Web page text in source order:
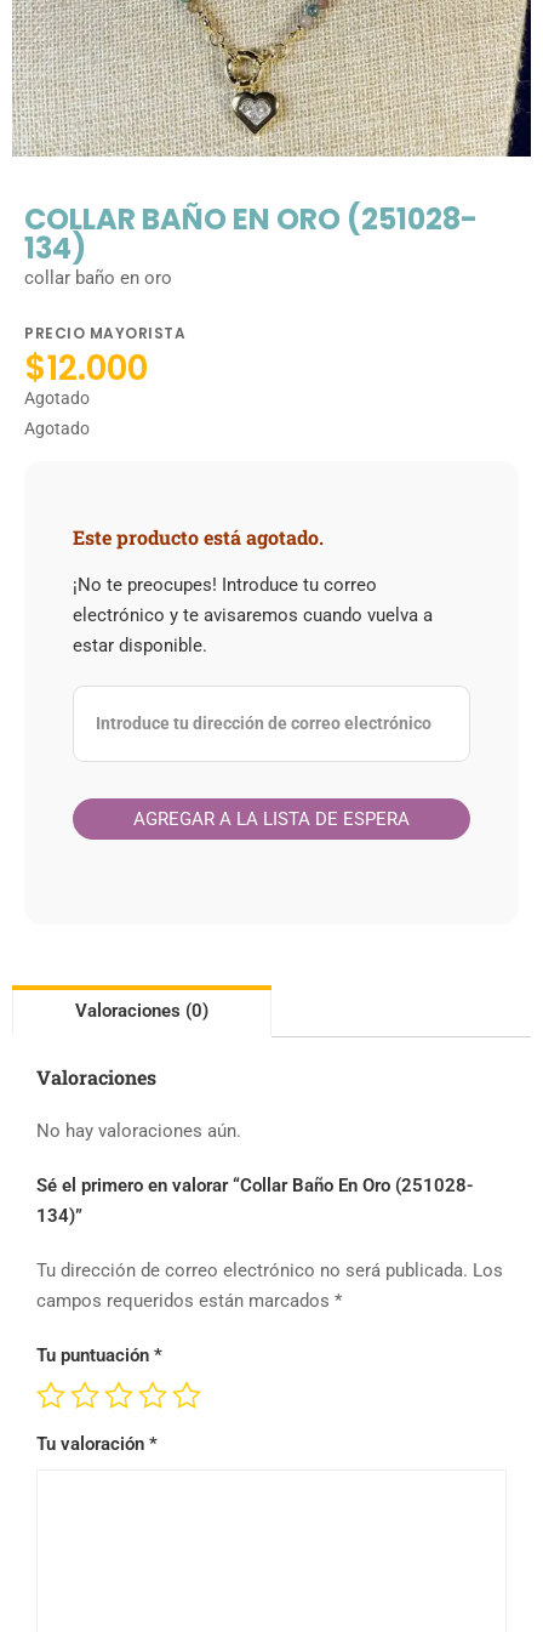
COLLAR BAÑO EN ORO (251028-
134)
collar baño en oro
PRECIO MAYORISTA
$12.000
Agotado
Agotado
Este producto está agotado.
¡No te preocupes! Introduce tu correo
electrónico y te avisaremos cuando vuelva a
estar disponible.
Valoraciones (0)
Valoraciones
No hay valoraciones aún.
Sé el primero en valorar “Collar Baño En Oro (251028-
134)”
Tu dirección de correo electrónico no será publicada. Los
campos requeridos están marcados *
Tu puntuación *
Tu valoración *